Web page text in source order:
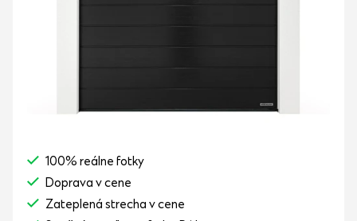
100% reálne fotky
Doprava v cene
Zateplená strecha v cene